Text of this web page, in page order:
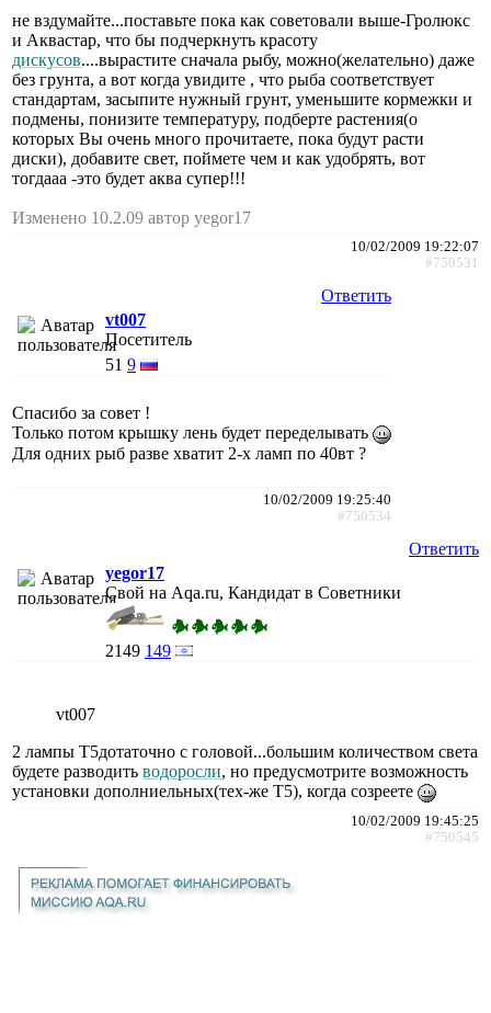
не вздумайте...поставьте пока как советовали выше-Гролюкс
и Аквастар, что бы подчеркнуть красоту
дискусов....вырастите сначала рыбу, можно(желательно) даже
без грунта, а вот когда увидите , что рыба соответствует
стандартам, засыпите нужный грунт, уменьшите кормежки и
подмены, понизите температуру, подберте растения(о
которых Вы очень много прочитаете, пока будут расти
диски), добавите свет, поймете чем и как удобрять, вот
тогдааа -это будет аква супер!!!
Изменено 10.2.09 автор yegor17
10/02/2009 19:22:07
#750531
Ответить
vt007
Посетитель
51 9
Спасибо за совет !
Только потом крышку лень будет переделывать
Для одних рыб разве хватит 2-х ламп по 40вт ?
10/02/2009 19:25:40
#750534
Ответить
yegor17
Свой на Aqa.ru, Кандидат в Советники
2149 149
vt007
2 лампы Т5дотаточно с головой...большим количеством света
будете разводить водоросли, но предусмотрите возможность
установки дополниельных(тех-же Т5), когда созреете
10/02/2009 19:45:25
#750545